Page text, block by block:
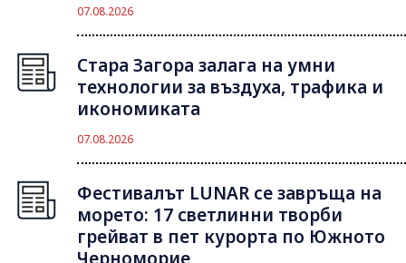
07.08.2026
Стара Загора залага на умни
технологии за въздуха, трафика и
икономиката
07.08.2026
Фестивалът LUNAR се завръща на
морето: 17 светлинни творби
грейват в пет курорта по Южното